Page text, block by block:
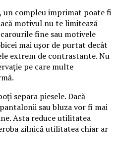
un compleu imprimat poate fi
motivul nu te limitează
fine sau motivele
mai ușor de purtat decât
extrem de contrastante. Nu
pe care multe
separa piesele. Dacă
sau bluza vor fi mai
Asta reduce utilitatea
zilnică utilitatea chiar ar